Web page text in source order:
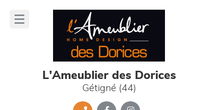
L'Ameublier des Dorices
Gétigné (44)